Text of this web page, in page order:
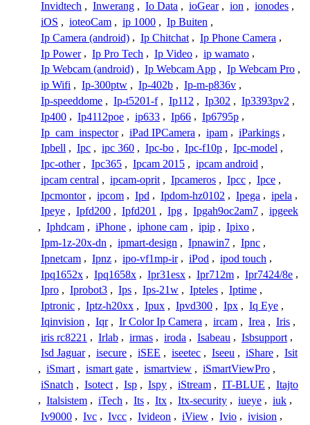
Invidtech , Inwerang , Io Data , ioGear , ion , ionodes ,
iOS , ioteoCam , ip 1000 , Ip Buiten ,
Ip Camera (android) , Ip Chitchat , Ip Phone Camera ,
Ip Power , Ip Pro Tech , Ip Video , ip wamato ,
Ip Webcam (android) , Ip Webcam App , Ip Webcam Pro ,
ip Wifi , Ip-300ptw , Ip-402b , Ip-m-p836v ,
Ip-speeddome , Ip-t5201-f , Ip112 , Ip302 , Ip3393pv2 ,
Ip400 , Ip4112poe , ip633 , Ip66 , Ip6795p ,
Ip_cam_inspector , iPad IPCamera , ipam , iParkings ,
Ipbell , Ipc , ipc 360 , Ipc-bo , Ipc-f10p , Ipc-model ,
Ipc-other , Ipc365 , Ipcam 2015 , ipcam android ,
ipcam central , ipcam-oprit , Ipcameros , Ipcc , Ipce ,
Ipcmontor , ipcom , Ipd , Ipdom-hz0102 , Ipega , ipela ,
Ipeye , Ipfd200 , Ipfd201 , Ipg , Ipgah9oc2am7 , ipgeek
, Iphdcam , iPhone , iphone cam , ipip , Ipixo ,
Ipm-1z-20x-dn , ipmart-design , Ipnawin7 , Ipnc ,
Ipnetcam , Ipnz , ipo-vf1mp-ir , iPod , ipod touch ,
Ipq1652x , Ipq1658x , Ipr31esx , Ipr712m , Ipr7424/8e ,
Ipro , Iprobot3 , Ips , Ips-21w , Ipteles , Iptime ,
Iptronic , Iptz-h20xx , Ipux , Ipvd300 , Ipx , Iq Eye ,
Iqinvision , Iqr , Ir Color Ip Camera , ircam , Irea , Iris ,
iris rc8221 , Irlab , irmas , iroda , Isabeau , Isbsupport ,
Isd Jaguar , isecure , iSEE , iseetec , Iseeu , iShare , Isit
, iSmart , ismart gate , ismartview , iSmartViewPro ,
iSnatch , Isotect , Isp , Ispy , iStream , IT-BLUE , Itajto
, Italsistem , iTech , Its , Itx , Itx-security , iueye , iuk ,
Iv9000 , Ivc , Ivcc , Ivideon , iView , Ivio , ivision ,